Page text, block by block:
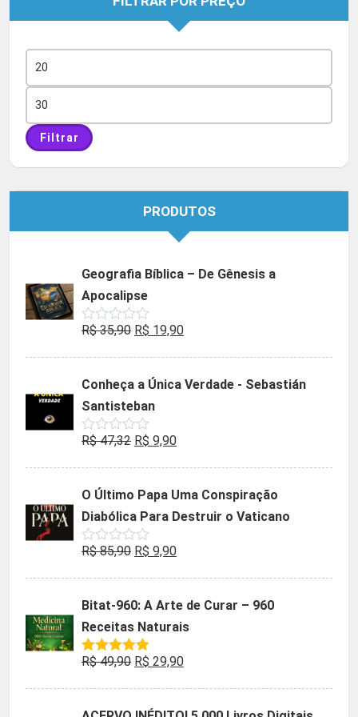
mínimo
máximo
Filtrar
PRODUTOS
Geografia Bíblica – De Gênesis a
Apocalipse
Avaliação
de
R$35,90 O
era:
R$ 35,90.
R$ 19,90O
é:
Conheça a Única Verdade - Sebastián
Santisteban
Avaliação
de
R$47,32 O
era:
R$ 47,32.
R$ 9,90O
é:
R$ 9,90.
O Último Papa Uma Conspiração
Diabólica Para Destruir o Vaticano
Avaliação
de
R$85,90 O
era:
R$ 85,90.
R$ 9,90O
é:
R$ 9,90.
Bitat-960: A Arte de Curar – 960
Receitas Naturais
Avaliação
R$49,90 O
R$ 29,90O